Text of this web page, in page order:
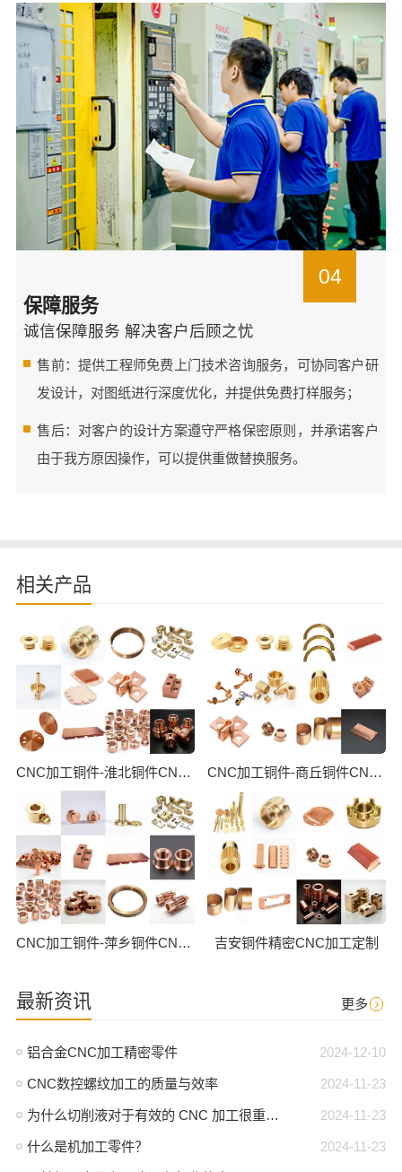
04
保障服务
诚信保障服务 解决客户后顾之忧
售前：提供工程师免费上门技术咨询服务，可协同客户研
发设计，对图纸进行深度优化，并提供免费打样服务；
售后：对客户的设计方案遵守严格保密原则，并承诺客户
由于我方原因操作，可以提供重做替换服务。
相关产品
CNC加工铜件-淮北铜件CNC批量加工 CNC加工铜件-商丘铜件CNC批量加工
CNC加工铜件-萍乡铜件CNC批量加工 吉安铜件精密CNC加工定制
最新资讯 更多
2024-12-10
铝合金CNC加工精密零件
2024-11-23
CNC数控螺纹加工的质量与效率
2024-11-23
为什么切削液对于有效的 CNC 加工很重要？
2024-11-23
什么是机加工零件？